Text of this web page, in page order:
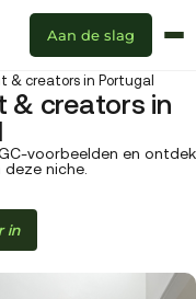
Aan de slag
& creators in Portugal
& creators in
voorbeelden en ontdek
niche.
in